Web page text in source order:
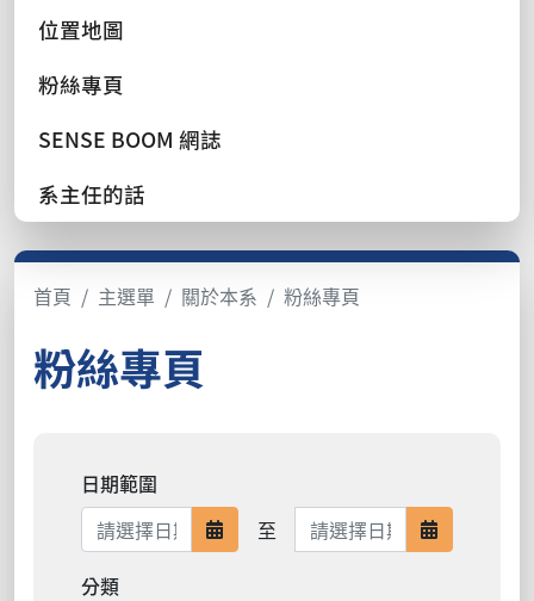
位置地圖
粉絲專頁
SENSE BOOM 網誌
系主任的話
首頁 主選單 關於本系 粉絲專頁
粉絲專頁
日期範圍
日期範圍開始
至 日期範圍結束 日期範圍
分類